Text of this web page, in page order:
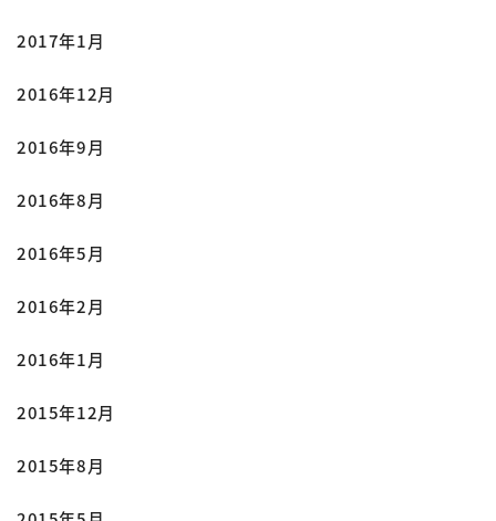
2017年1月
2016年12月
2016年9月
2016年8月
2016年5月
2016年2月
2016年1月
2015年12月
2015年8月